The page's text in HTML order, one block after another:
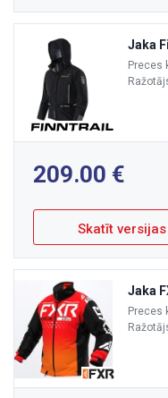
Jaka
Preces
209.00
Skatīt versijas
Jaka
Preces